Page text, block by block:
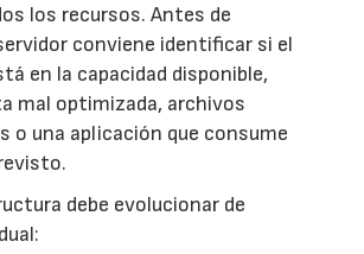
los recursos. Antes de
conviene identificar si el
en la capacidad disponible,
mal optimizada, archivos
o una aplicación que consume
debe evolucionar de